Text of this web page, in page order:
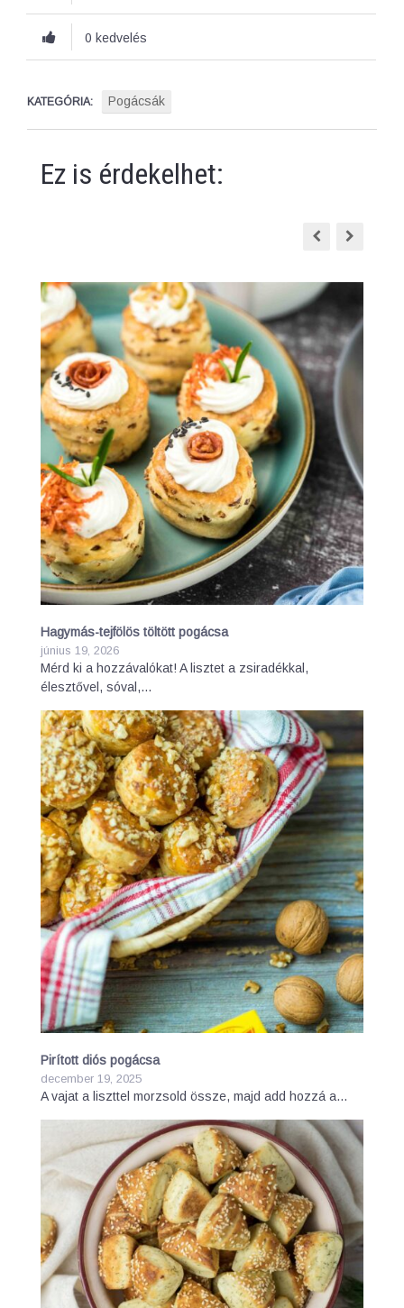
0 kedvelés
KATEGÓRIA: Pogácsák
Ez is érdekelhet:
Hagymás-tejfölös töltött pogácsa
június 19, 2026
Mérd ki a hozzávalókat! A lisztet a zsiradékkal,
élesztővel, sóval,…
Pirított diós pogácsa
december 19, 2025
A vajat a liszttel morzsold össze, majd add hozzá a…